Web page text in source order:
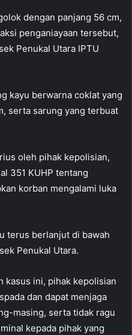
dengan panjang 56 cm,
penganiayaan tersebut,
Penukal Utara IPTU
kayu berwarna coklat yang
serta sarung yang terbuat
oleh pihak kepolisian,
351 KUHP tentang
korban mengalami luka
terus berlanjut di bawah
Penukal Utara.
kasus ini, pihak kepolisian
dan dapat menjaga
masing, serta tidak ragu
kepada pihak yang